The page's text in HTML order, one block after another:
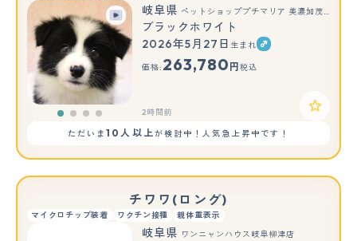
岐阜県 ペットショッププチマリア 美濃加茂店
ブラックホワイト
2026年5月27日 生まれ
価格: 263,780 円 税込
2時間前
ただいま10人以上が検討中！人気急上昇中です！
チワワ(ロング)
マイクロチップ装着 ワクチン接種 親体重表示
岐阜県 ワンニャンハウス岐阜柳津店